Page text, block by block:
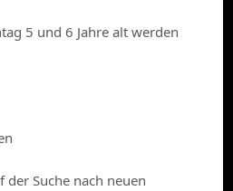
5 und 6 Jahre alt werden
Suche nach neuen